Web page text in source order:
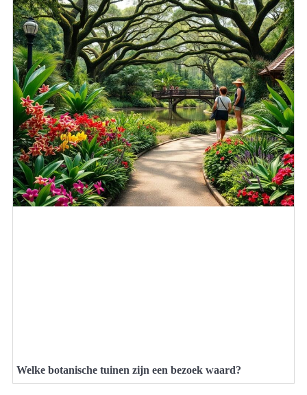
Welke botanische tuinen zijn een bezoek waard?